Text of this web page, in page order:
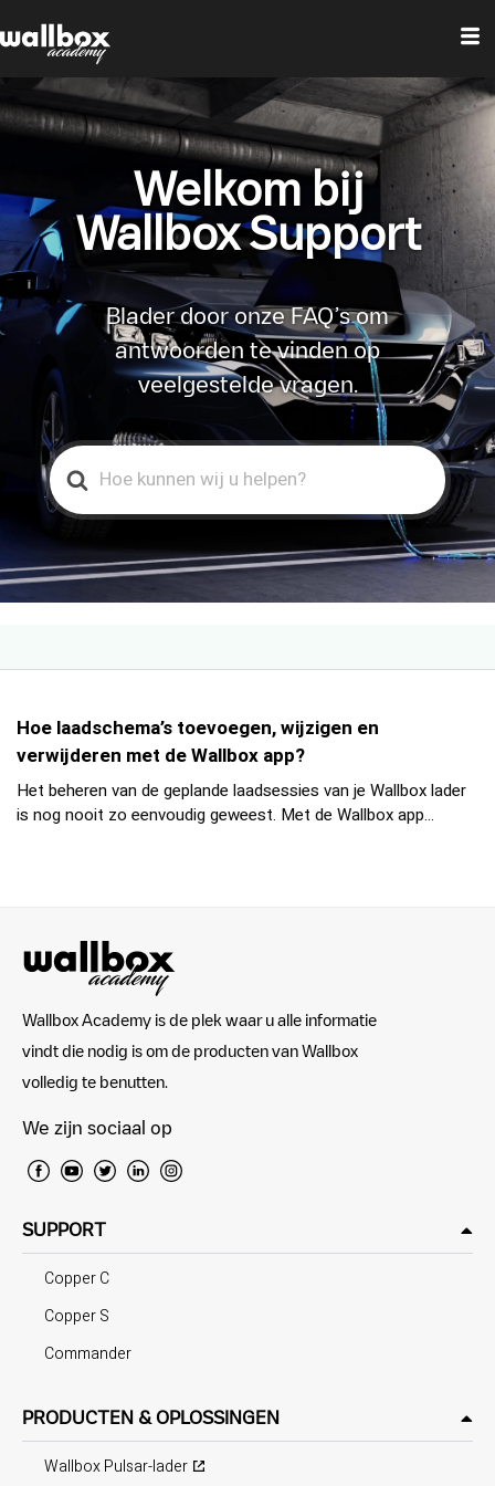
Welkom bij
Wallbox Support
Blader door onze FAQ’s om
antwoorden te vinden op
veelgestelde vragen.
Search
For
Hoe laadschema’s toevoegen, wijzigen en
verwijderen met de Wallbox app?
Het beheren van de geplande laadsessies van je Wallbox lader
is nog nooit zo eenvoudig geweest. Met de Wallbox app...
Wallbox Academy is de plek waar u alle informatie
vindt die nodig is om de producten van Wallbox
volledig te benutten.
We zijn sociaal op
SUPPORT
Copper C
Copper S
Commander
PRODUCTEN & OPLOSSINGEN
Wallbox Pulsar-lader